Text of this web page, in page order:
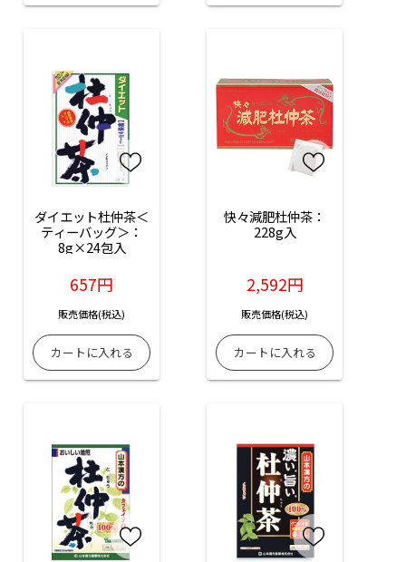
ダイエット杜仲茶＜
ティーバッグ＞：
8g×24包入
657円
販売価格(税込)
快々減肥杜仲茶：
228g入
2,592円
販売価格(税込)